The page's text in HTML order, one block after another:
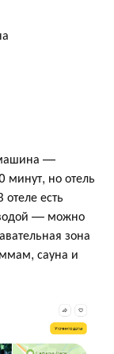
машина —
минут, но отель
есть
— можно
зона
сауна и